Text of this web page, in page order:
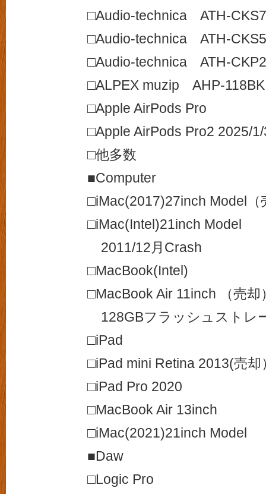
□Audio-technica ATH-
□Audio-technica ATH-
□Audio-technica ATH-
□ALPEX muzip AHP-118BK
□Apple AirPods Pro
□Apple AirPods Pro2 2025/
□他多数
■Computer
□iMac(2017)27inch Model（
□iMac(Intel)21inch Model
2011/12月Crash
□MacBook(Intel)
□MacBook Air 11inch （売却
128GBフラッシュストレ
□iPad
□iPad mini Retina 2013(売却
□iPad Pro 2020
□MacBook Air 13inch
□iMac(2021)21inch Model
■Daw
□Logic Pro